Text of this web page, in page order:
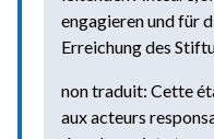
engagieren und für
Erreichung des
non traduit: Cette
aux acteurs